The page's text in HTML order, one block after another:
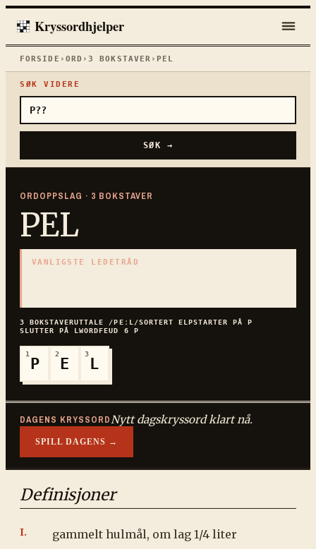
Kryssordhjelper
FORSIDE › ORD ›3 BOKSTAVER › PEL
SØK VIDERE
SØK →
ORDOPPSLAG · 3 BOKSTAVER
PEL
VANLIGSTE LEDETRÅD
3 BOKSTAVERUTTALE /PEːL/SORTERT ELPSTARTER PÅP
SLUTTER PÅ LWORDFEUD 6 P
1
P
2
E
3
L
DAGENS KRYSSORDNytt dagskryssord klart nå.
SPILL DAGENS →
Definisjoner
gammelt hulmål, om lag 1/4 liter